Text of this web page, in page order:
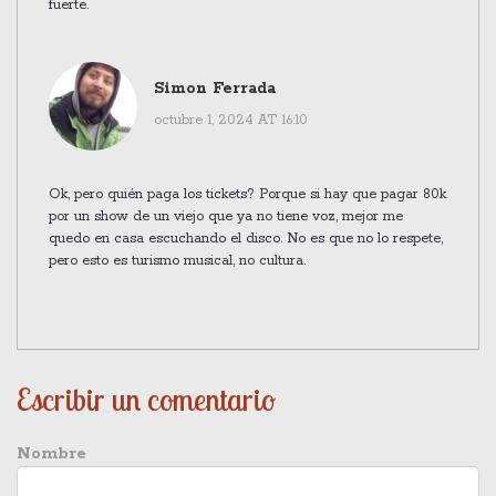
fuerte.
Simon Ferrada
octubre 1, 2024 AT 16:10
Ok, pero quién paga los tickets? Porque si hay que pagar 80k
por un show de un viejo que ya no tiene voz, mejor me
quedo en casa escuchando el disco. No es que no lo respete,
pero esto es turismo musical, no cultura.
Escribir un comentario
Nombre